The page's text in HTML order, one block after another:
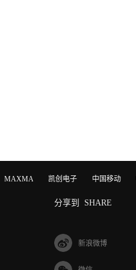
MAXMAGIC 凯创电子 中国移动
分享到 SHARE
新浪微博